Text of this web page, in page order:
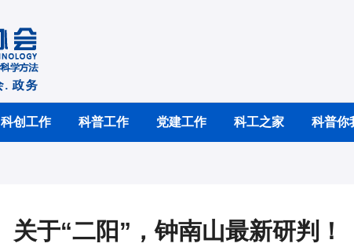
科创工作 科普工作 党建工作 科工之家 科普你
关于“二阳”，钟南山最新研判！